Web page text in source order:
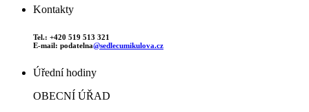
Kontakty
Tel.: +420 519 513 321
E-mail: podatelna@sedlecumikulova.cz
Úřední hodiny
OBECNÍ ÚŘAD